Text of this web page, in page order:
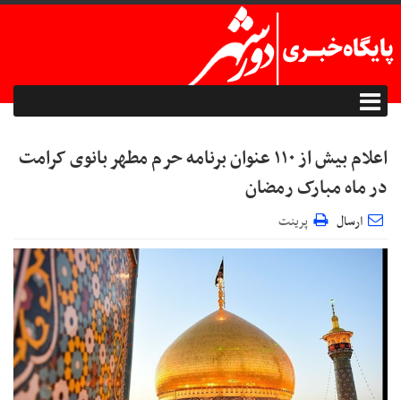
اعلام بیش از ۱۱۰ عنوان برنامه حرم مطهر بانوی کرامت
در ماه مبارک رمضان
ارسال پرینت